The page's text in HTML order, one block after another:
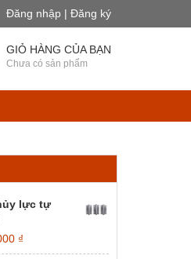
Đăng nhập | Đăng ký
GIỎ HÀNG CỦA BẠN
Chưa có sản phẩm
lực tự
₫
hiện